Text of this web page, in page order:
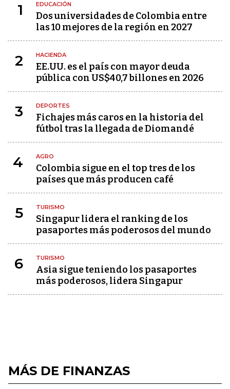
1 EDUCACIÓN
Dos universidades de Colombia entre
las 10 mejores de la región en 2027
2 HACIENDA
EE.UU. es el país con mayor deuda
pública con US$40,7 billones en 2026
3 DEPORTES
Fichajes más caros en la historia del
fútbol tras la llegada de Diomandé
4 AGRO
Colombia sigue en el top tres de los
países que más producen café
5 TURISMO
Singapur lidera el ranking de los
pasaportes más poderosos del mundo
6 TURISMO
Asia sigue teniendo los pasaportes
más poderosos, lidera Singapur
MÁS DE FINANZAS